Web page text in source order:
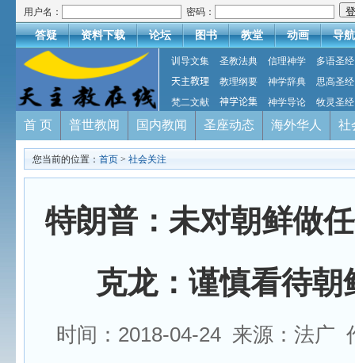
用户名： 密码：
答疑 资料下载 论坛 图书 教堂 动画 导航
训导文集 圣教法典 信理神学
多语圣经
天主教理
教理纲要 神学辞典
思高圣经
梵二文献
神学论集 神学导论 牧灵圣经
首 页 普世教闻 国内教闻 圣座动态 海外华人 社
您当前的位置： 首页 > 社会关注
特朗普：未对朝鲜做
克龙：谨慎看待朝
时间：2018-04-24 来源：法广